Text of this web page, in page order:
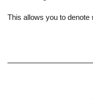
This allows you to denote